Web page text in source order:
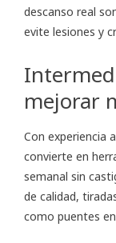
descanso real
evite lesiones y
mejorar
Con experiencia
convierte en
semanal sin
de calidad,
como puentes